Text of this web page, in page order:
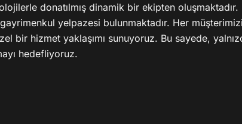
donatılmış dinamik bir ekipten oluşmaktadır.
yelpazesi bulunmaktadır. Her
bir hizmet yaklaşımı sunuyoruz. Bu sayede,
hedefliyoruz.